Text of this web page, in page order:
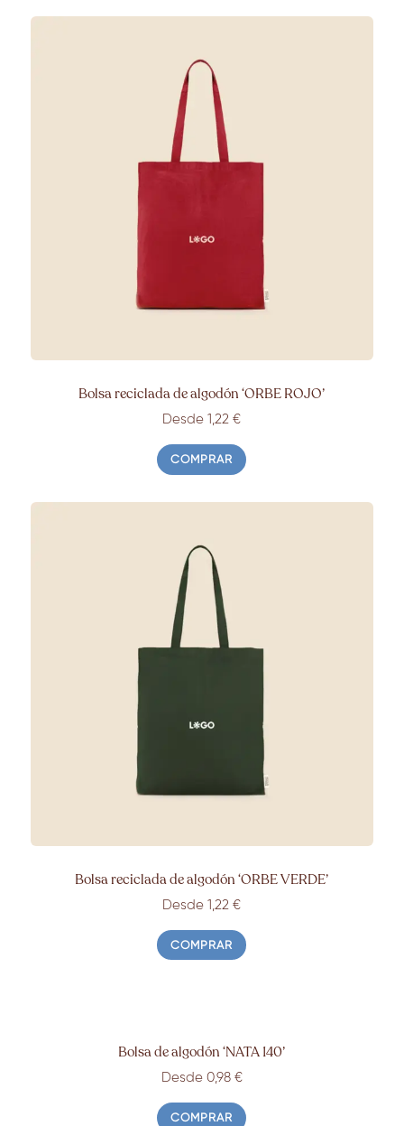
Bolsa reciclada de algodón ‘ORBE ROJO’
Desde 1,22 €
COMPRAR
Bolsa reciclada de algodón ‘ORBE VERDE’
Desde 1,22 €
COMPRAR
Bolsa de algodón ‘NATA 140’
Desde 0,98 €
COMPRAR